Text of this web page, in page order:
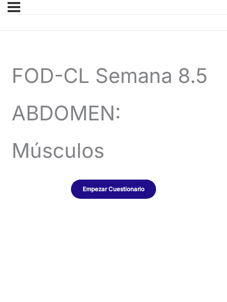
FOD-CL Semana 8.5
ABDOMEN:
Músculos